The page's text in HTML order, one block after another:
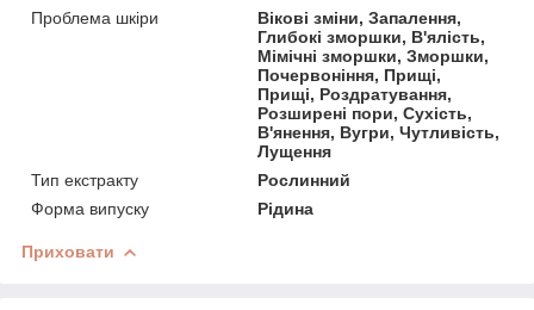
Проблема шкіри
Вікові зміни, Запалення,
Глибокі зморшки, В'ялість,
Мімічні зморшки, Зморшки,
Почервоніння, Прищі,
Прищі, Роздратування,
Розширені пори, Сухість,
В'янення, Вугри, Чутливість,
Лущення
Тип екстракту
Рослинний
Форма випуску
Рідина
Приховати